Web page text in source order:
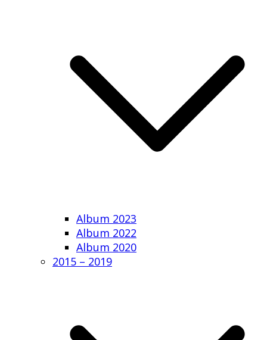
Album 2023
Album 2022
Album 2020
2015 – 2019